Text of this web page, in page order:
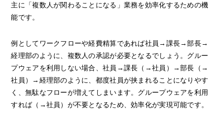
主に「複数人が関わることになる」業務を効率化するための機
能です。
例としてワークフローや経費精算であれば社員→課長→部長→
経理部のように、複数人の承認が必要となるでしょう。グルー
プウェアを利用しない場合、社員→課長（→社員）→部長（→
社員）→経理部のように、都度社員が挟まれることになりやす
く、無駄なフローが増えてしまいます。グループウェアを利用
すれば（→社員）が不要となるため、効率化が実現可能です。